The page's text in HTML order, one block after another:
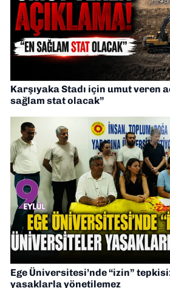
Karşıyaka Stadı için umut veren
sağlam stat olacak”
Ege Üniversitesi’nde “izin”
yasaklarla yönetilemez